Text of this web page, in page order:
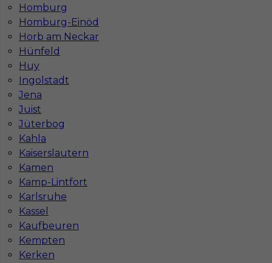
Homburg
Homburg-Einöd
Horb am Neckar
Hünfeld
Huy
Ingolstadt
Jena
Juist
Jüterbog
Kahla
Kaiserslautern
Kamen
Kamp-Lintfort
Karlsruhe
Kassel
Kaufbeuren
Kempten
Kerken
Informacje w sprawie pracy
Telefon: 793-577-977
Dane firmy
In-Serv Team Sp. z o.o.
ul. Bóżnicza 15/6
61-751 Poznań, Polen
NIP: PL7831822725
KRS: 0000855600
REGON: 386807002
Administracja
ul. Murawa 12-18 E1
61-655 Poznań